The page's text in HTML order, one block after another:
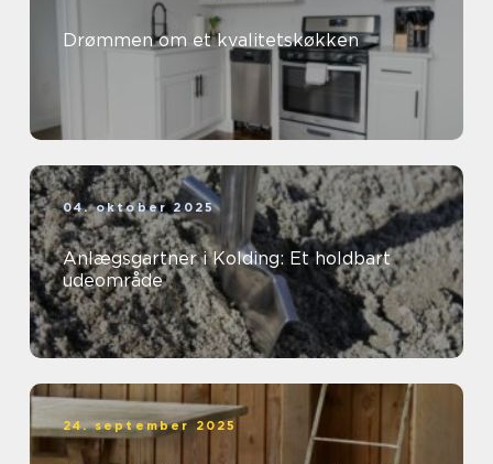
Drømmen om et kvalitetskøkken
04. oktober 2025
Anlægsgartner i Kolding: Et holdbart
udeområde
24. september 2025